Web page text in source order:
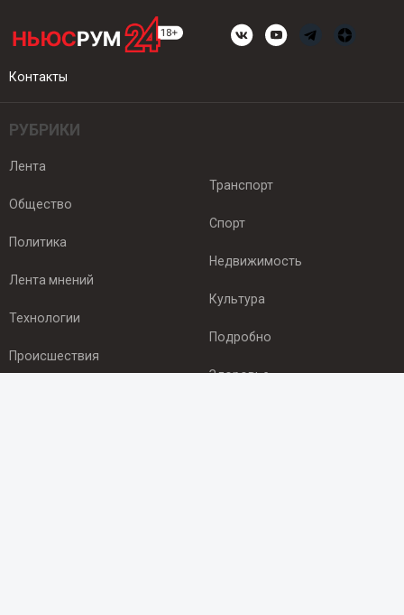
Контакты
РУБРИКИ
Лента
Общество
Политика
Лента мнений
Технологии
Происшествия
Транспорт
Спорт
Недвижимость
Культура
Подробно
Здоровье